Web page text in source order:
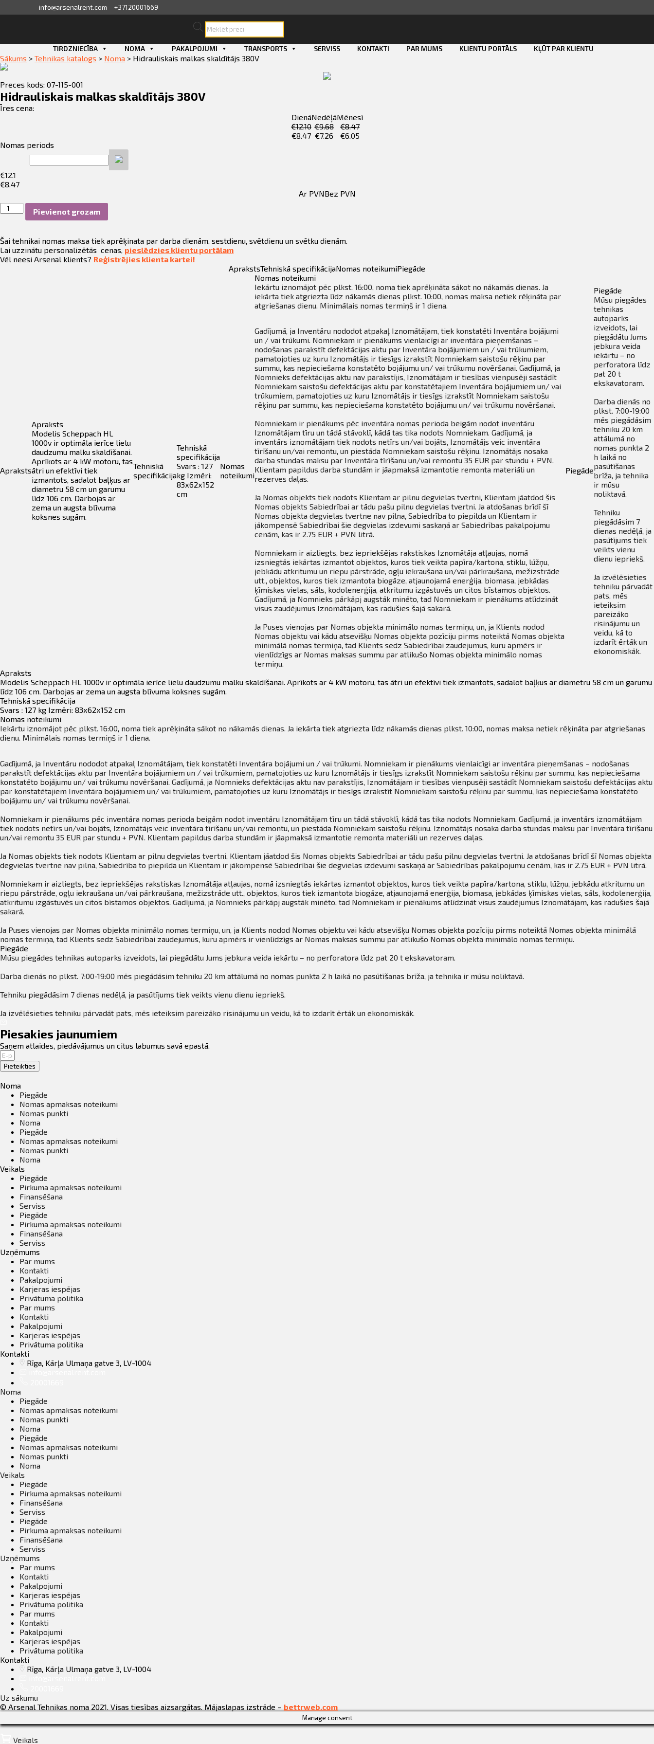
info@arsenalrent.com +37120001669
Products
search
informācija
pavadzīmes
piedāvājumi
to
content
TIRDZNIECĪBA NOMA PAKALPOJUMI TRANSPORTS SERVISS KONTAKTI PAR MUMS KLIENTU PORTĀLS KĻŪT PAR KLIENTU
Sākums > Tehnikas katalogs > Noma > Hidrauliskais malkas skaldītājs 380V
Preces kods: 07-115-001
Hidrauliskais malkas skaldītājs 380V
Īres cena:
Dienā
€12.10
€8.47
Nedēļā
€9.68
€7.26
Mēnesī
€8.47
€6.05
Nomas periods
€12.1
€8.47
Ar PVNBez PVN
Hidrauliskais
malkas
380V
daudzums
Pievienot grozam
Šai tehnikai nomas maksa tiek aprēķinata par darba dienām, sestdienu, svētdienu un svētku dienām.
Lai uzzinātu personalizētās cenas, pieslēdzies klientu portālam
Vēl neesi Arsenal klients? Reģistrējies klienta kartei!
AprakstsTehniskā specifikācijaNomas noteikumiPiegāde
Apraksts
Apraksts
Modelis Scheppach HL
1000v ir optimāla ierīce lielu
daudzumu malku skaldīšanai.
Aprīkots ar 4 kW motoru, tas
ātri un efektīvi tiek
izmantots, sadalot baļķus ar
diametru 58 cm un garumu
līdz 106 cm. Darbojas ar
zema un augsta blīvuma
koksnes sugām.
Tehniskā
specifikācija
Tehniskā
specifikācija
Svars : 127
kg Izmēri:
83х62х152
cm
Nomas
noteikumi
Nomas noteikumi
Iekārtu iznomājot pēc plkst. 16:00, noma tiek aprēķināta sākot no nākamās dienas. Ja
iekārta tiek atgriezta līdz nākamās dienas plkst. 10:00, nomas maksa netiek rēķināta par
atgriešanas dienu. Minimālais nomas termiņš ir 1 diena.
Gadījumā, ja Inventāru nododot atpakaļ Iznomātājam, tiek konstatēti Inventāra bojājumi
un / vai trūkumi. Nomniekam ir pienākums vienlaicīgi ar inventāra pieņemšanas –
nodošanas parakstīt defektācijas aktu par Inventāra bojājumiem un / vai trūkumiem,
pamatojoties uz kuru Iznomātājs ir tiesīgs izrakstīt Nomniekam saistošu rēķinu par
summu, kas nepieciešama konstatēto bojājumu un/ vai trūkumu novēršanai. Gadījumā, ja
Nomnieks defektācijas aktu nav parakstījis, Iznomātājam ir tiesības vienpusēji sastādīt
Nomniekam saistošu defektācijas aktu par konstatētajiem Inventāra bojājumiem un/ vai
trūkumiem, pamatojoties uz kuru Iznomātājs ir tiesīgs izrakstīt Nomniekam saistošu
rēķinu par summu, kas nepieciešama konstatēto bojājumu un/ vai trūkumu novēršanai.
Nomniekam ir pienākums pēc inventāra nomas perioda beigām nodot inventāru
Iznomātājam tīru un tādā stāvoklī, kādā tas tika nodots Nomniekam. Gadījumā, ja
inventārs iznomātājam tiek nodots netīrs un/vai bojāts, Iznomātājs veic inventāra
tīrīšanu un/vai remontu, un piestāda Nomniekam saistošu rēķinu. Iznomātājs nosaka
darba stundas maksu par Inventāra tīrīšanu un/vai remontu 35 EUR par stundu + PVN.
Klientam papildus darba stundām ir jāapmaksā izmantotie remonta materiāli un
rezerves daļas.
Ja Nomas objekts tiek nodots Klientam ar pilnu degvielas tvertni, Klientam jāatdod šis
Nomas objekts Sabiedrībai ar tādu pašu pilnu degvielas tvertni. Ja atdošanas brīdī šī
Nomas objekta degvielas tvertne nav pilna, Sabiedrība to piepilda un Klientam ir
jākompensē Sabiedrībai šie degvielas izdevumi saskaņā ar Sabiedrības pakalpojumu
cenām, kas ir 2.75 EUR + PVN litrā.
Nomniekam ir aizliegts, bez iepriekšējas rakstiskas Iznomātāja atļaujas, nomā
izsniegtās iekārtas izmantot objektos, kuros tiek veikta papīra/kartona, stiklu, lūžņu,
jebkādu atkritumu un riepu pārstrāde, ogļu iekraušana un/vai pārkraušana, mežizstrāde
utt., objektos, kuros tiek izmantota biogāze, atjaunojamā enerģija, biomasa, jebkādas
ķīmiskas vielas, sāls, kodolenerģija, atkritumu izgāstuvēs un citos bīstamos objektos.
Gadījumā, ja Nomnieks pārkāpj augstāk minēto, tad Nomniekam ir pienākums atlīdzināt
visus zaudējumus Iznomātājam, kas radušies šajā sakarā.
Ja Puses vienojas par Nomas objekta minimālo nomas termiņu, un, ja Klients nodod
Nomas objektu vai kādu atsevišķu Nomas objekta pozīciju pirms noteiktā Nomas objekta
minimālā nomas termiņa, tad Klients sedz Sabiedrībai zaudejumus, kuru apmērs ir
vienlīdzīgs ar Nomas maksas summu par atlikušo Nomas objekta minimālo nomas
termiņu.
Piegāde
Piegāde
Mūsu piegādes
tehnikas
autoparks
izveidots, lai
piegādātu Jums
jebkura veida
iekārtu – no
perforatora līdz
pat 20 t
ekskavatoram.
Darba dienās no
plkst. 7:00-19:00
mēs piegādāsim
tehniku 20 km
attālumā no
nomas punkta 2
h laikā no
pasūtīšanas
brīža, ja tehnika
ir mūsu
noliktavā.
Tehniku
piegādāsim 7
dienas nedēļā, ja
pasūtījums tiek
veikts vienu
dienu iepriekš.
Ja izvēlēsieties
tehniku pārvadāt
pats, mēs
ieteiksim
pareizāko
risinājumu un
veidu, kā to
izdarīt ērtāk un
ekonomiskāk.
Apraksts
Modelis Scheppach HL 1000v ir optimāla ierīce lielu daudzumu malku skaldīšanai. Aprīkots ar 4 kW motoru, tas ātri un efektīvi tiek izmantots, sadalot baļķus ar diametru 58 cm un garumu
līdz 106 cm. Darbojas ar zema un augsta blīvuma koksnes sugām.
Tehniskā specifikācija
Svars : 127 kg Izmēri: 83х62х152 cm
Nomas noteikumi
Iekārtu iznomājot pēc plkst. 16:00, noma tiek aprēķināta sākot no nākamās dienas. Ja iekārta tiek atgriezta līdz nākamās dienas plkst. 10:00, nomas maksa netiek rēķināta par atgriešanas
dienu. Minimālais nomas termiņš ir 1 diena.
Gadījumā, ja Inventāru nododot atpakaļ Iznomātājam, tiek konstatēti Inventāra bojājumi un / vai trūkumi. Nomniekam ir pienākums vienlaicīgi ar inventāra pieņemšanas – nodošanas
parakstīt defektācijas aktu par Inventāra bojājumiem un / vai trūkumiem, pamatojoties uz kuru Iznomātājs ir tiesīgs izrakstīt Nomniekam saistošu rēķinu par summu, kas nepieciešama
konstatēto bojājumu un/ vai trūkumu novēršanai. Gadījumā, ja Nomnieks defektācijas aktu nav parakstījis, Iznomātājam ir tiesības vienpusēji sastādīt Nomniekam saistošu defektācijas aktu
par konstatētajiem Inventāra bojājumiem un/ vai trūkumiem, pamatojoties uz kuru Iznomātājs ir tiesīgs izrakstīt Nomniekam saistošu rēķinu par summu, kas nepieciešama konstatēto
bojājumu un/ vai trūkumu novēršanai.
Nomniekam ir pienākums pēc inventāra nomas perioda beigām nodot inventāru Iznomātājam tīru un tādā stāvoklī, kādā tas tika nodots Nomniekam. Gadījumā, ja inventārs iznomātājam
tiek nodots netīrs un/vai bojāts, Iznomātājs veic inventāra tīrīšanu un/vai remontu, un piestāda Nomniekam saistošu rēķinu. Iznomātājs nosaka darba stundas maksu par Inventāra tīrīšanu
un/vai remontu 35 EUR par stundu + PVN. Klientam papildus darba stundām ir jāapmaksā izmantotie remonta materiāli un rezerves daļas.
Ja Nomas objekts tiek nodots Klientam ar pilnu degvielas tvertni, Klientam jāatdod šis Nomas objekts Sabiedrībai ar tādu pašu pilnu degvielas tvertni. Ja atdošanas brīdī šī Nomas objekta
degvielas tvertne nav pilna, Sabiedrība to piepilda un Klientam ir jākompensē Sabiedrībai šie degvielas izdevumi saskaņā ar Sabiedrības pakalpojumu cenām, kas ir 2.75 EUR + PVN litrā.
Nomniekam ir aizliegts, bez iepriekšējas rakstiskas Iznomātāja atļaujas, nomā izsniegtās iekārtas izmantot objektos, kuros tiek veikta papīra/kartona, stiklu, lūžņu, jebkādu atkritumu un
riepu pārstrāde, ogļu iekraušana un/vai pārkraušana, mežizstrāde utt., objektos, kuros tiek izmantota biogāze, atjaunojamā enerģija, biomasa, jebkādas ķīmiskas vielas, sāls, kodolenerģija,
atkritumu izgāstuvēs un citos bīstamos objektos. Gadījumā, ja Nomnieks pārkāpj augstāk minēto, tad Nomniekam ir pienākums atlīdzināt visus zaudējumus Iznomātājam, kas radušies šajā
sakarā.
Ja Puses vienojas par Nomas objekta minimālo nomas termiņu, un, ja Klients nodod Nomas objektu vai kādu atsevišķu Nomas objekta pozīciju pirms noteiktā Nomas objekta minimālā
nomas termiņa, tad Klients sedz Sabiedrībai zaudejumus, kuru apmērs ir vienlīdzīgs ar Nomas maksas summu par atlikušo Nomas objekta minimālo nomas termiņu.
Piegāde
Mūsu piegādes tehnikas autoparks izveidots, lai piegādātu Jums jebkura veida iekārtu – no perforatora līdz pat 20 t ekskavatoram.
Darba dienās no plkst. 7:00-19:00 mēs piegādāsim tehniku 20 km attālumā no nomas punkta 2 h laikā no pasūtīšanas brīža, ja tehnika ir mūsu noliktavā.
Tehniku piegādāsim 7 dienas nedēļā, ja pasūtījums tiek veikts vienu dienu iepriekš.
Ja izvēlēsieties tehniku pārvadāt pats, mēs ieteiksim pareizāko risinājumu un veidu, kā to izdarīt ērtāk un ekonomiskāk.
Piesakies jaunumiem
Saņem atlaides, piedāvājumus un citus labumus savā epastā.
Pieteikties
Noma
Piegāde
Nomas apmaksas noteikumi
Nomas punkti
Noma
Piegāde
Nomas apmaksas noteikumi
Nomas punkti
Noma
Veikals
Piegāde
Pirkuma apmaksas noteikumi
Finansēšana
Serviss
Piegāde
Pirkuma apmaksas noteikumi
Finansēšana
Serviss
Uzņēmums
Par mums
Kontakti
Pakalpojumi
Karjeras iespējas
Privātuma politika
Par mums
Kontakti
Pakalpojumi
Karjeras iespējas
Privātuma politika
Kontakti
Rīga, Kārļa Ulmaņa gatve 3, LV-1004
Noma
Piegāde
Nomas apmaksas noteikumi
Nomas punkti
Noma
Piegāde
Nomas apmaksas noteikumi
Nomas punkti
Noma
Veikals
Piegāde
Pirkuma apmaksas noteikumi
Finansēšana
Serviss
Piegāde
Pirkuma apmaksas noteikumi
Finansēšana
Serviss
Uzņēmums
Par mums
Kontakti
Pakalpojumi
Karjeras iespējas
Privātuma politika
Par mums
Kontakti
Pakalpojumi
Karjeras iespējas
Privātuma politika
Kontakti
Rīga, Kārļa Ulmaņa gatve 3, LV-1004
Uz sākumu
© Arsenal Tehnikas noma 2021. Visas tiesības aizsargātas. Mājaslapas izstrāde – bettrweb.com
Manage consent
Veikals